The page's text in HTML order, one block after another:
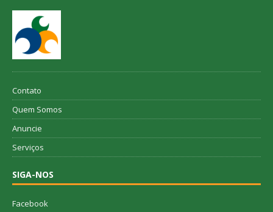
Contato
Quem Somos
Anuncie
Serviços
SIGA-NOS
Facebook